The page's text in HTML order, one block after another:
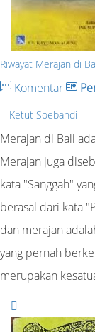
Riwayat Merajan di
Komentar
Ketut Soebandi
Merajan di Bali
Merajan juga
kata "Sanggah"
berasal dari kata
dan merajan
yang pernah
merupakan